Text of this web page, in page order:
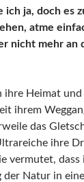
ich ja, doch es
atme
nicht mehr an
ihre Heimat und
ihrem
das
ihre
vermutet, dass
der Natur in